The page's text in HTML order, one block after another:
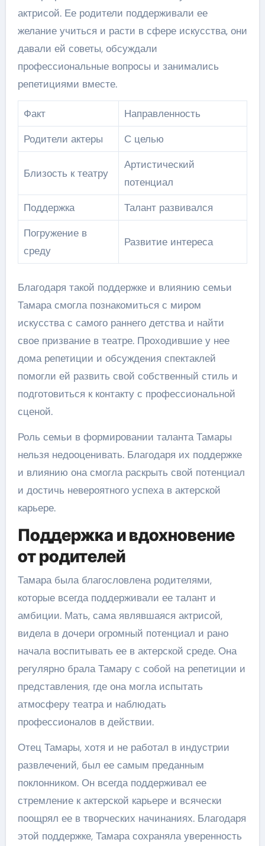
актрисой. Ее родители поддерживали ее
желание учиться и расти в сфере искусства, они
давали ей советы, обсуждали
профессиональные вопросы и занимались
репетициями вместе.
Факт
Направленность
Родители актеры
С целью
Близость к театру
Артистический
потенциал
Поддержка
Талант развивался
Погружение в
среду
Развитие интереса
Благодаря такой поддержке и влиянию семьи
Тамара смогла познакомиться с миром
искусства с самого раннего детства и найти
свое призвание в театре. Проходившие у нее
дома репетиции и обсуждения спектаклей
помогли ей развить свой собственный стиль и
подготовиться к контакту с профессиональной
сценой.
Роль семьи в формировании таланта Тамары
нельзя недооценивать. Благодаря их поддержке
и влиянию она смогла раскрыть свой потенциал
и достичь невероятного успеха в актерской
карьере.
Поддержка и вдохновение
от родителей
Тамара была благословлена родителями,
которые всегда поддерживали ее талант и
амбиции. Мать, сама являвшаяся актрисой,
видела в дочери огромный потенциал и рано
начала воспитывать ее в актерской среде. Она
регулярно брала Тамару с собой на репетиции и
представления, где она могла испытать
атмосферу театра и наблюдать
профессионалов в действии.
Отец Тамары, хотя и не работал в индустрии
развлечений, был ее самым преданным
поклонником. Он всегда поддерживал ее
стремление к актерской карьере и всячески
поощрял ее в творческих начинаниях. Благодаря
этой поддержке, Тамара сохраняла уверенность